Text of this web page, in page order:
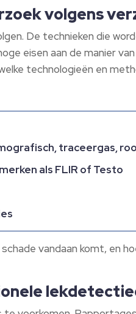
volgens
De technieken die
eisen aan de manier
technologieën en
traceergas,
als FLIR of Testo
vandaan komt, en